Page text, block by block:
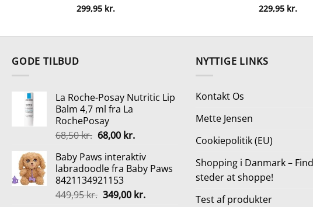
299,95 kr.
229,95 kr.
GODE TILBUD
La Roche-Posay Nutritic Lip
Balm 4,7 ml fra La
RochePosay
68,50kr. Den
pris
var:
68,50 kr..
68,00 kr.Den
pris
er:
Baby Paws interaktiv
labradoodle fra Baby Paws
8421134921153
449,95kr. Den
349,00 kr.Den
NYTTIGE LINKS
Kontakt Os
Mette Jensen
Cookiepolitik (EU)
Shopping i Danmark –
steder at shoppe!
Test af produkter